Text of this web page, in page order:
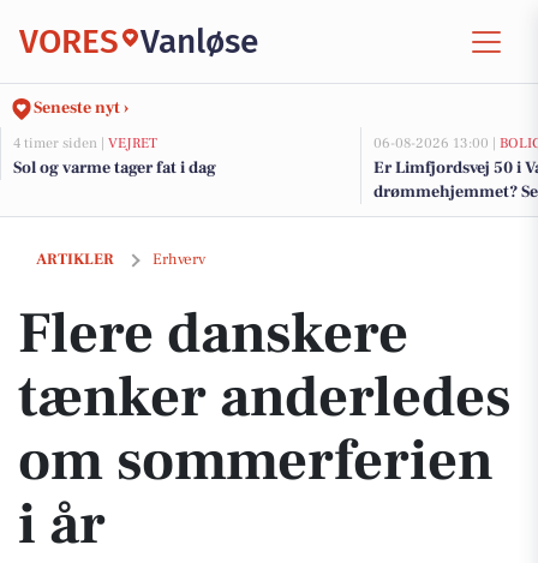
VORES Vanløse
Seneste nyt ›
4 timer siden | VEJRET
Sol og varme tager fat i dag
06-08-2026 13:00 |
Er Limfjordsvej 50 i
drømmehjemmet?
salg nu for op til
ARTIKLER Erhverv
Flere danskere tænker anderledes om sommerferien i år
Flere danskere
tænker anderledes
om sommerferien
i år